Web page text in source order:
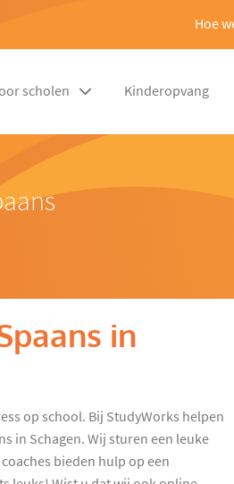
Hoe
scholen Kinderopvang
in
op school. Bij StudyWorks helpen
in Schagen. Wij sturen een leuke
bieden hulp op een